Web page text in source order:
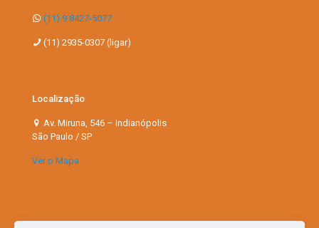
(11) 9 8427-5077
(11) 2935-0307 (ligar)
Localização
Av. Miruna, 546 – Indianópolis
São Paulo / SP
Ver o Mapa